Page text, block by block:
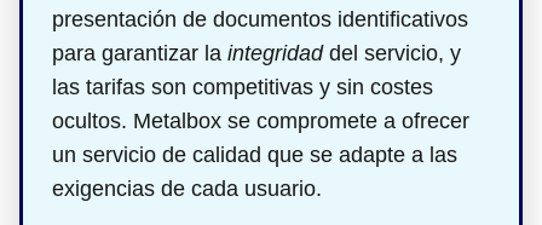
presentación de documentos identificativos
para garantizar la integridaddel servicio, y
las tarifas son competitivas y sin costes
ocultos. Metalbox se compromete a ofrecer
un servicio de calidad que se adapte a las
exigencias de cada usuario.